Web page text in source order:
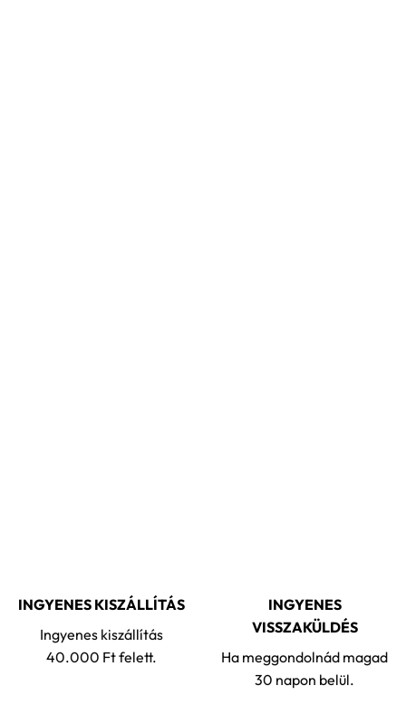
INGYENES KISZÁLLÍTÁS
Ingyenes kiszállítás
40.000 Ft felett.
INGYENES
VISSZAKÜLDÉS
Ha meggondolnád magad
30 napon belül.